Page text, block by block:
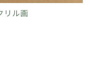
リル画